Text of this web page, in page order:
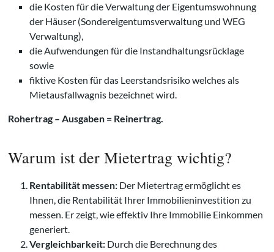
die Kosten für die Verwaltung der Eigentumswohnung
der Häuser (Sondereigentumsverwaltung und WEG
Verwaltung),
die Aufwendungen für die Instandhaltungsrücklage
sowie
fiktive Kosten für das Leerstandsrisiko welches als
Mietausfallwagnis bezeichnet wird.
Rohertrag – Ausgaben = Reinertrag.
Warum ist der Mietertrag wichtig?
Rentabilität messen: Der Mietertrag ermöglicht es
Ihnen, die Rentabilität Ihrer Immobilieninvestition zu
messen. Er zeigt, wie effektiv Ihre Immobilie Einkommen
generiert.
Vergleichbarkeit: Durch die Berechnung des